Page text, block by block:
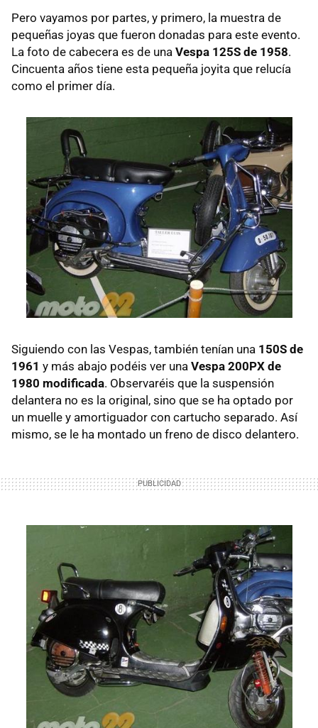
Pero vayamos por partes, y primero, la muestra de
pequeñas joyas que fueron donadas para este evento.
La foto de cabecera es de una Vespa 125S de 1958.
Cincuenta años tiene esta pequeña joyita que relucía
como el primer día.
Siguiendo con las Vespas, también tenían una 150S de
1961 y más abajo podéis ver una Vespa 200PX de
1980 modificada. Observaréis que la suspensión
delantera no es la original, sino que se ha optado por
un muelle y amortiguador con cartucho separado. Así
mismo, se le ha montado un freno de disco delantero.